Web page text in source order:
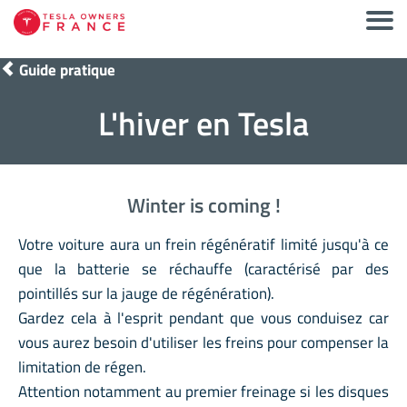
Guide pratique
L'hiver en Tesla
Winter is coming !
Votre voiture aura un frein régénératif limité jusqu'à ce
que la batterie se réchauffe (caractérisé par des
pointillés sur la jauge de régénération).
Gardez cela à l'esprit pendant que vous conduisez car
vous aurez besoin d'utiliser les freins pour compenser la
limitation de régen.
Attention notamment au premier freinage si les disques